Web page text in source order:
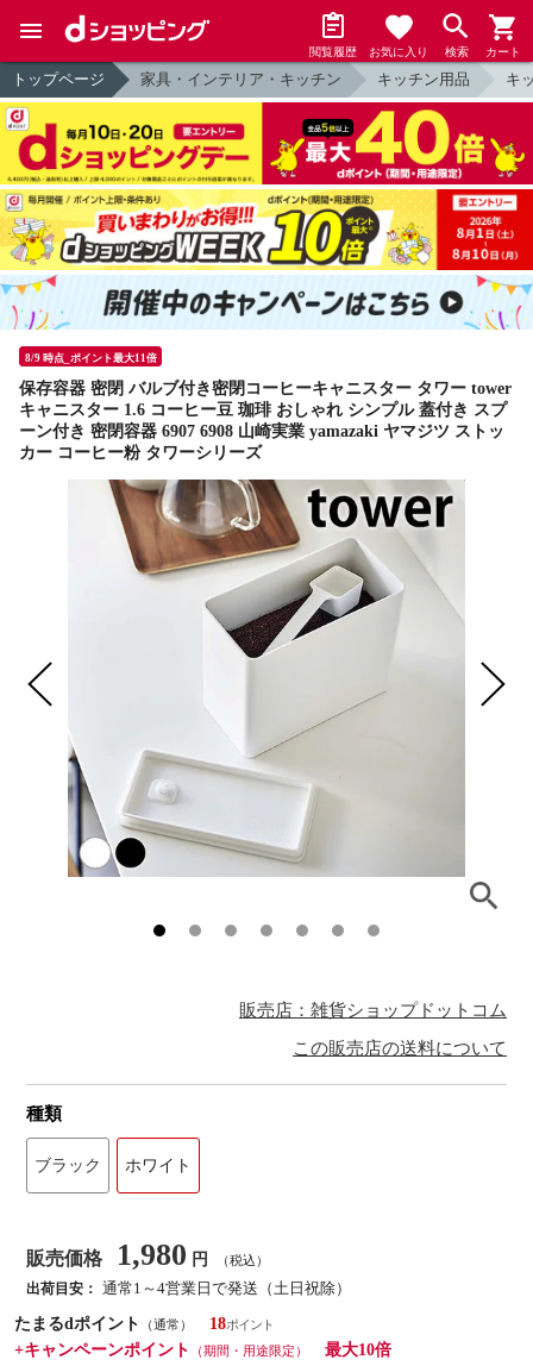
閲覧履歴 お気に入り 検索 カート
トップページ 家具・インテリア・キッチン キッチン用品 キ
8/9 時点_ポイント最大11倍
保存容器 密閉 バルブ付き密閉コーヒーキャニスター タワー tower
キャニスター 1.6 コーヒー豆 珈琲 おしゃれ シンプル 蓋付き スプ
ーン付き 密閉容器 6907 6908 山崎実業 yamazaki ヤマジツ ストッ
カー コーヒー粉 タワーシリーズ
販売店：雑貨ショップドットコム
この販売店の送料について
種類
ブラック ホワイト
販売価格 1,980 円 （税込）
出荷目安： 通常1～4営業日で発送（土日祝除）
たまるdポイント
（通常）
18
+キャンペーンポイント
（期間・用途限定）
最大10倍